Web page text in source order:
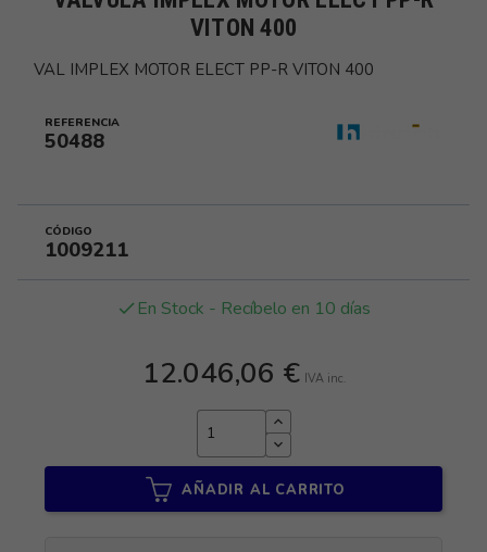
VITON 400
VAL IMPLEX MOTOR ELECT PP-R VITON 400
REFERENCIA
50488
CÓDIGO
1009211
done En Stock - Recíbelo en 10 días
12.046,06 € IVA inc.
AÑADIR AL CARRITO